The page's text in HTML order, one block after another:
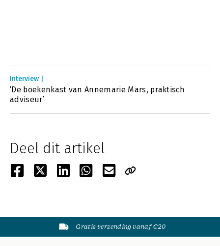
Interview |
‘De boekenkast van Annemarie Mars, praktisch
adviseur’
Deel dit artikel
Gratis verzending vanaf €20